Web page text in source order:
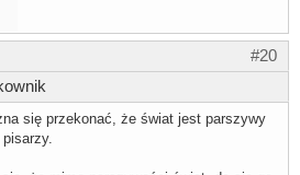
#20
się przekonać, że świat jest parszywy